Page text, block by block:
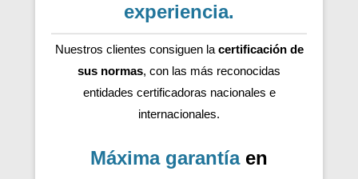
experiencia.
Nuestros clientes consiguen la certificación de
sus normas, con las más reconocidas
entidades certificadoras nacionales e
internacionales.
Máxima garantíaen